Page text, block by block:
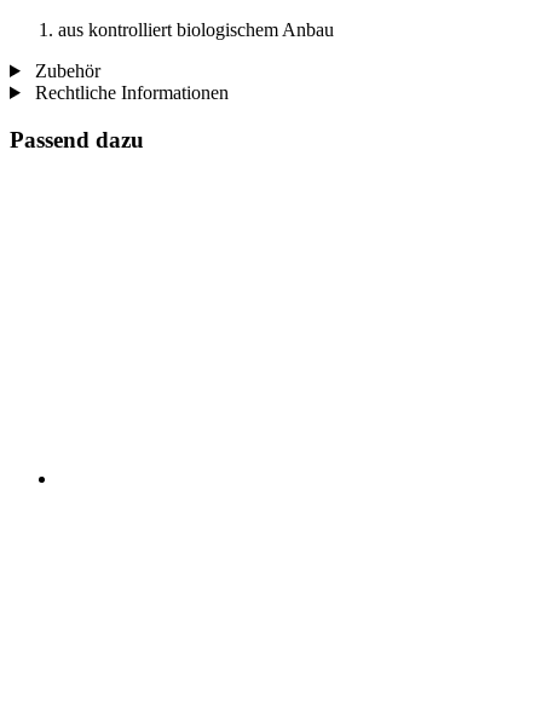
aus kontrolliert biologischem Anbau
Zubehör
Rechtliche Informationen
Passend dazu